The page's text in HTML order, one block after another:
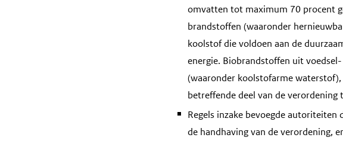
omvatten tot maximum 70 procent
brandstoffen (waaronder
koolstof die voldoen aan de
energie. Biobrandstoffen uit
(waaronder koolstofarme
betreffende deel van de
Regels inzake bevoegde
de handhaving van de verordening,